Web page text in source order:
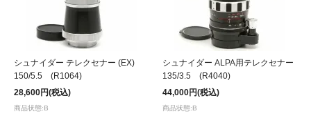
シュナイダー テレクセナー (EX)
150/5.5 (R1064)
28,600円(税込)
商品状態:B
シュナイダー ALPA用テレクセナー
135/3.5 (R4040)
44,000円(税込)
商品状態:B